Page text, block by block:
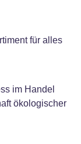
für alles
im Handel
ökologischer